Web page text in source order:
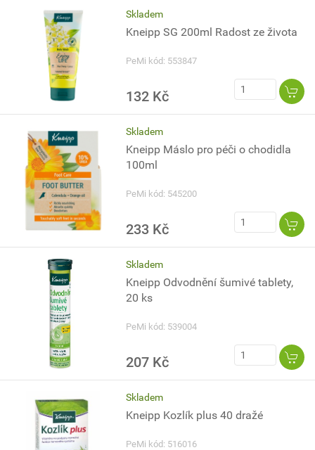
Skladem
Kneipp SG 200ml Radost ze života
PeMi kód: 553847
132 Kč
Skladem
Kneipp Máslo pro péči o chodidla
100ml
PeMi kód: 545200
233 Kč
Skladem
Kneipp Odvodnění šumivé tablety,
20 ks
PeMi kód: 539004
207 Kč
Skladem
Kneipp Kozlík plus 40 dražé
PeMi kód: 516016